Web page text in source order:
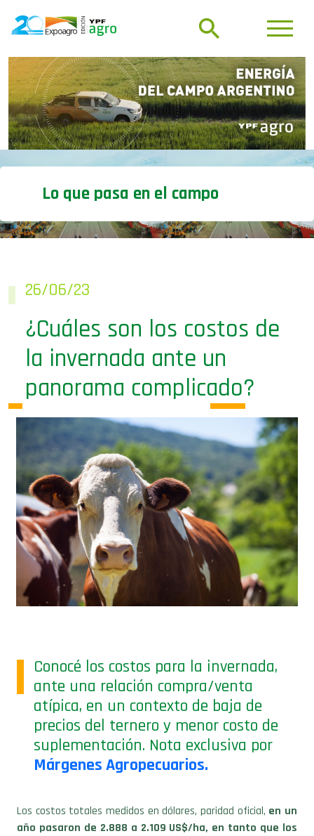
Lo que pasa en el campo
26/06/23
¿Cuáles son los costos de
la invernada ante un
panorama complicado?
Conocé los costos para la invernada,
ante una relación compra/venta
atípica, en un contexto de baja de
precios del ternero y menor costo de
suplementación. Nota exclusiva por
Márgenes Agropecuarios.
Los costos totales medidos en dólares, paridad oficial, en un
año pasaron de 2.888 a 2.109 US$/ha, en tanto que los